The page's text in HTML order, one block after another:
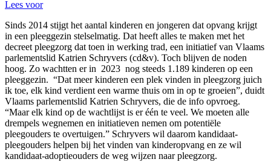
Lees voor
Sinds 2014 stijgt het aantal kinderen en jongeren dat opvang krijgt
in een pleeggezin stelselmatig. Dat heeft alles te maken met het
decreet pleegzorg dat toen in werking trad, een initiatief van Vlaams
parlementslid Katrien Schryvers (cd&v). Toch blijven de noden
hoog. Zo wachtten er in 2023 nog steeds 1.189 kinderen op een
pleeggezin. “Dat meer kinderen een plek vinden in pleegzorg juich
ik toe, elk kind verdient een warme thuis om in op te groeien”, duidt
Vlaams parlementslid Katrien Schryvers, die de info opvroeg.
“Maar elk kind op de wachtlijst is er één te veel. We moeten alle
drempels wegnemen en initiatieven nemen om potentiële
pleegouders te overtuigen.” Schryvers wil daarom kandidaat-
pleegouders helpen bij het vinden van kinderopvang en ze wil
kandidaat-adoptieouders de weg wijzen naar pleegzorg.